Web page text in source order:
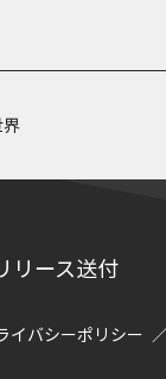
リース送付
イバシーポリシー